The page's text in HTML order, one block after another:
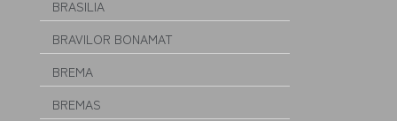
BRASILIA
BRAVILOR BONAMAT
BREMA
BREMAS